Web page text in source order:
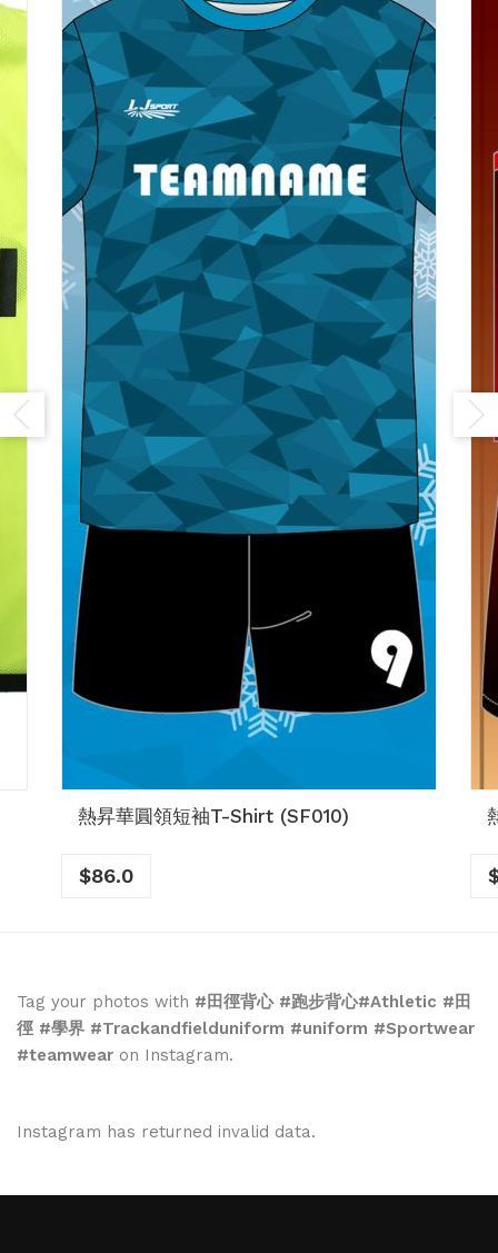
熱昇華圓領短袖T-Shirt (SF010)
$86.0
Tag your photos with #田徑背心 #跑步背心#Athletic #田
徑 #學界 #Trackandfielduniform #uniform #Sportwear
#teamwear on Instagram.
Instagram has returned invalid data.